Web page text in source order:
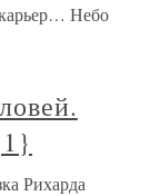
Небо
Рихарда